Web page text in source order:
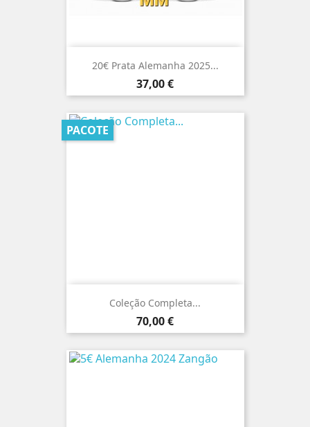
20€ Prata Alemanha 2025...
Preço
37,00 €
Coleção Completa...
Preço
70,00 €
PACOTE